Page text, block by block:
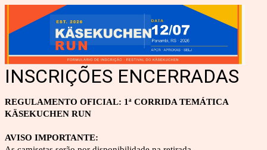
INSCRIÇÕES ENCERRADAS
REGULAMENTO OFICIAL: 1ª CORRIDA TEMÁTICA
KÄSEKUCHEN RUN
AVISO IMPORTANTE: